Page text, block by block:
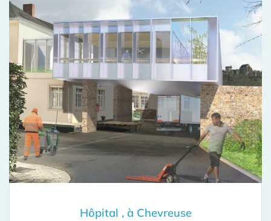
Hôpital , à Chevreuse